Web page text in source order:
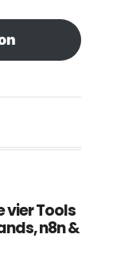
vier Tools
n8n &